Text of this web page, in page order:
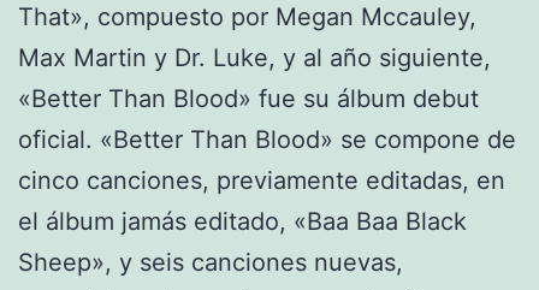
That», compuesto por Megan Mccauley,
Max Martin y Dr. Luke, y al año siguiente,
«Better Than Blood» fue su álbum debut
oficial. «Better Than Blood» se compone de
cinco canciones, previamente editadas, en
el álbum jamás editado, «Baa Baa Black
Sheep», y seis canciones nuevas,